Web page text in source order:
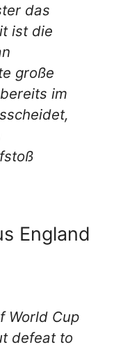
das
ist die
große
im
England
World Cup
defeat to